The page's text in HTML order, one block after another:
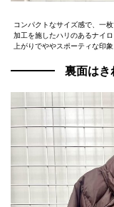
コンパクトなサイズ感で、一
加工を施したハリのあるナイ
上がりでややスポーティな印
裏面はき